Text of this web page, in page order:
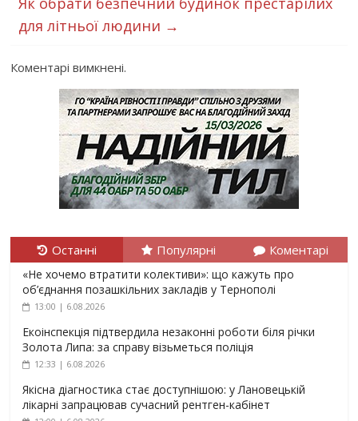
для літньої людини →
Коментарі вимкнені.
Останні Популярні Коментарі
«Не хочемо втратити колективи»: що кажуть про
об’єднання позашкільних закладів у Тернополі
13:00 | 6.08.2026
Екоінспекція підтвердила незаконні роботи біля річки
Золота Липа: за справу візьметься поліція
12:33 | 6.08.2026
Якісна діагностика стає доступнішою: у Лановецькій
лікарні запрацював сучасний рентген-кабінет